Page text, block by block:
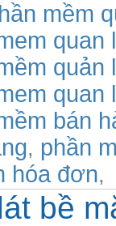
mềm
quan
quản
quan
bán
, phần
hóa đơn,
bề